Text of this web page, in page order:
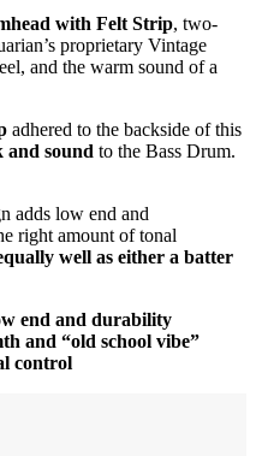
with Felt Strip, two-
proprietary Vintage
and the warm sound of a
adhered to the backside of this
and sound to the Bass Drum.
adds low end and
right amount of tonal
well as either a batter
end and durability
and “old school vibe”
control